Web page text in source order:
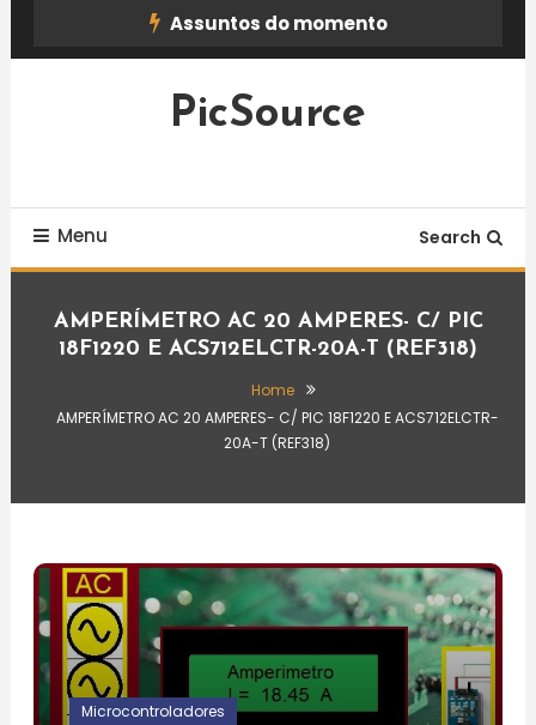
Assuntos do momento
PicSource
Menu Search
AMPERÍMETRO AC 20 AMPERES- C/ PIC
18F1220 E ACS712ELCTR-20A-T (REF318)
Home
AMPERÍMETRO AC 20 AMPERES- C/ PIC 18F1220 E ACS712ELCTR-
20A-T (REF318)
Microcontroladores